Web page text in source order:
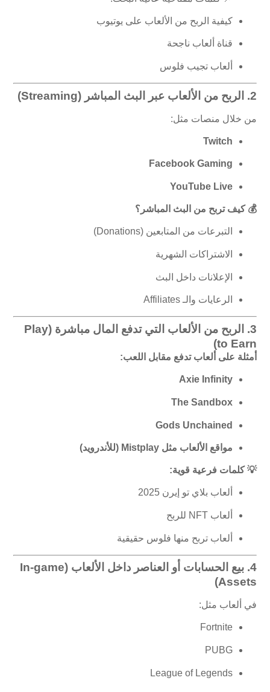
i
e
كيفية الربح من الألعاب على يوتيوب
قناة ألعاب ناجحة
ألعاب تجيب فلوس
2. الربح من الألعاب عبر البث المباشر (Streaming)
من خلال منصات مثل:
Twitch
Facebook Gaming
YouTube Live
💰 كيف تربح من البث المباشر؟
التبرعات من المتابعين (Donations)
الاشتراكات الشهرية
الإعلانات داخل البث
الرعايات والـ Affiliates
3.
الربح من الألعاب التي تدفع المال مباشرة (Play
to Earn)
أمثلة على ألعاب تدفع مقابل اللعب:
Axie Infinity
The Sandbox
Gods Unchained
مواقع الألعاب مثل Mistplay (للأندرويد)
💡 كلمات فرعية قوية:
ألعاب بلاي تو إيرن 2025
ألعاب NFT للربح
ألعاب تربح منها فلوس حقيقية
4.
بيع الحسابات أو العناصر داخل الألعاب (In-game
Assets)
في ألعاب مثل:
Fortnite
PUBG
League of Legends